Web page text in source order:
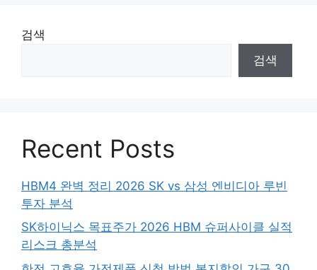
검색
검색
Recent Posts
HBM4 완벽 정리 2026 SK vs 삼성 엔비디아 루빈
투자 분석
SK하이닉스 목표주가 2026 HBM 슈퍼사이클 실적
리스크 총분석